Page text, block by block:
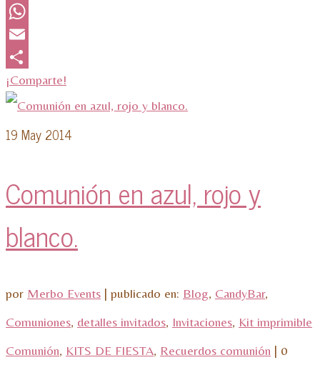
Twitter
WhatsApp
Email
¡Comparte!
19 May 2014
Comunión en azul, rojo y
blanco.
por Merbo Events | publicado en: Blog, CandyBar,
Comuniones, detalles invitados, Invitaciones, Kit imprimible
Comunión, KITS DE FIESTA, Recuerdos comunión | 0